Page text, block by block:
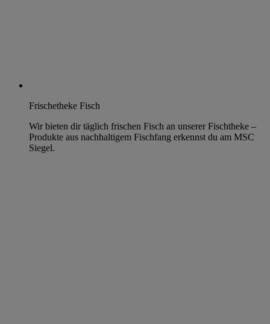
Frischetheke Fisch
Wir bieten dir täglich frischen Fisch an unserer Fischtheke –
Produkte aus nachhaltigem Fischfang erkennst du am MSC
Siegel.